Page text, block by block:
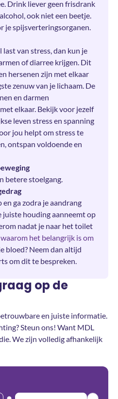
Drink liever geen frisdrank
ook niet een beetje.
je spijsverteringsorganen.
van stress, dan kun je
of diarree krijgen. Dit
hersenen zijn met elkaar
zenuw van je lichaam. De
en darmen
elkaar. Bekijk voor jezelf
leven stress en spanning
jou helpt om stress te
ontspan voldoende en
betere stoelgang.
ga zodra je aandrang
juiste houding aanneemt op
nadat je naar het toilet
waarom het belangrijk is om
je bloed? Neem dan altijd
om dit te bespreken.
op de
en juiste informatie.
Steun ons! Want MDL
We zijn volledig afhankelijk